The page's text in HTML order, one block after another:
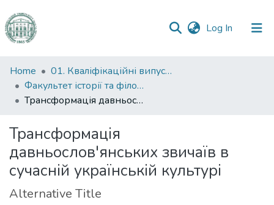
Log In (current)
Communities
&
Collections
Statistics
Home
01. Кваліфікаційні випускні роботи здобувачів вищої освіти
Факультет історії та філософії
Трансформація давньослов'янських звичаїв в сучасній українській культурі
Трансформація
давньослов'янських звичаїв в
сучасній українській культурі
Alternative Title